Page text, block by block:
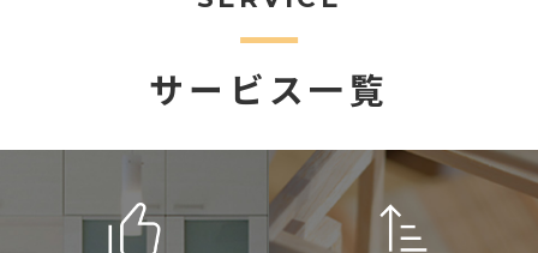
サービス一覧